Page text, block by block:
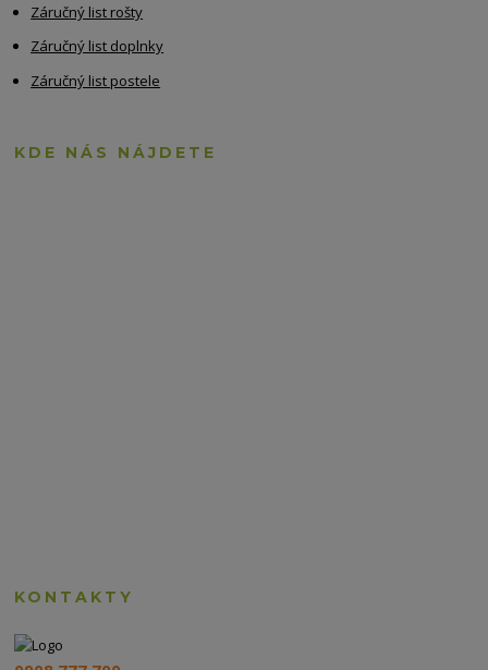
Záručný list rošty
Záručný list doplnky
Záručný list postele
KDE NÁS NÁJDETE
KONTAKTY